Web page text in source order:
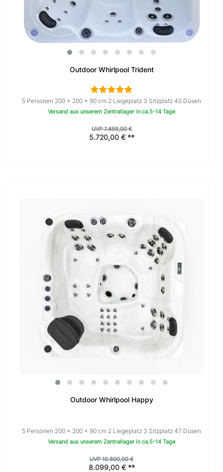
Outdoor Whirlpool Trident
5 Personen 200 × 200 x 90 cm 2 Liegeplatz 3 Sitzplatz 40 Düsen
Versand aus unserem Zentrallager in ca.5-14 Tage
UVP 7.499,00 €
5.720,00 € **
Outdoor Whirlpool Happy
5 Personen 200 × 200 x 90 cm 2 Liegeplatz 3 Sitzplatz 47 Düsen
Versand aus unserem Zentrallager in ca.5-14 Tage
UVP 10.800,00 €
8.099,00 € **